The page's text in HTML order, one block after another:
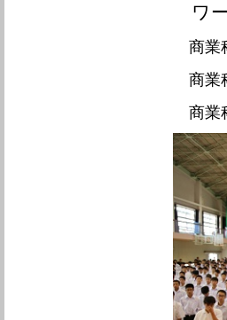
ワ
商業
商業
商業